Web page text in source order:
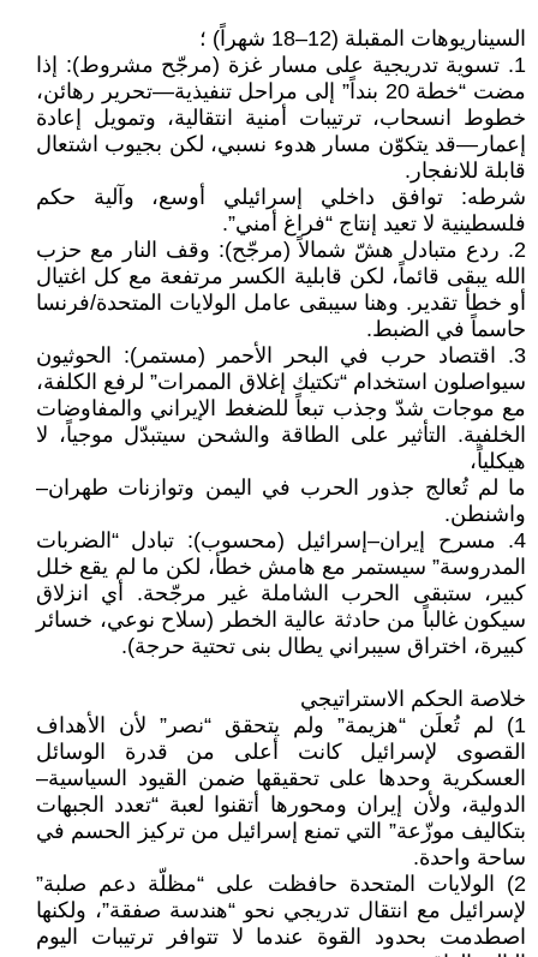
السيناريوهات المقبلة (12–18 شهراً) ؛
1. تسوية تدريجية على مسار غزة (مرجّح مشروط): إذا
مضت “خطة 20 بنداً” إلى مراحل تنفيذية—تحرير رهائن،
خطوط انسحاب، ترتيبات أمنية انتقالية، وتمويل إعادة
إعمار—قد يتكوّن مسار هدوء نسبي، لكن بجيوب اشتعال
قابلة للانفجار.
شرطه: توافق داخلي إسرائيلي أوسع، وآلية حكم
فلسطينية لا تعيد إنتاج “فراغ أمني”.
2. ردع متبادل هشّ شمالاً (مرجّح): وقف النار مع حزب
الله يبقى قائماً، لكن قابلية الكسر مرتفعة مع كل اغتيال
أو خطأ تقدير. وهنا سيبقى عامل الولايات المتحدة/فرنسا
حاسماً في الضبط.
3. اقتصاد حرب في البحر الأحمر (مستمر): الحوثيون
سيواصلون استخدام “تكتيك إغلاق الممرات” لرفع الكلفة،
مع موجات شدّ وجذب تبعاً للضغط الإيراني والمفاوضات
الخلفية. التأثير على الطاقة والشحن سيتبدّل موجياً، لا
هيكلياً،
ما لم تُعالج جذور الحرب في اليمن وتوازنات طهران–
واشنطن.
4. مسرح إيران–إسرائيل (محسوب): تبادل “الضربات
المدروسة” سيستمر مع هامش خطأ، لكن ما لم يقع خلل
كبير، ستبقى الحرب الشاملة غير مرجّحة. أي انزلاق
سيكون غالباً من حادثة عالية الخطر (سلاح نوعي، خسائر
كبيرة، اختراق سيبراني يطال بنى تحتية حرجة).
خلاصة الحكم الاستراتيجي
1) لم تُعلَن “هزيمة” ولم يتحقق “نصر” لأن الأهداف
القصوى لإسرائيل كانت أعلى من قدرة الوسائل
العسكرية وحدها على تحقيقها ضمن القيود السياسية–
الدولية، ولأن إيران ومحورها أتقنوا لعبة “تعدد الجبهات
بتكاليف موزّعة” التي تمنع إسرائيل من تركيز الحسم في
ساحة واحدة.
2) الولايات المتحدة حافظت على “مظلّة دعم صلبة”
لإسرائيل مع انتقال تدريجي نحو “هندسة صفقة”، ولكنها
اصطدمت بحدود القوة عندما لا تتوافر ترتيبات اليوم